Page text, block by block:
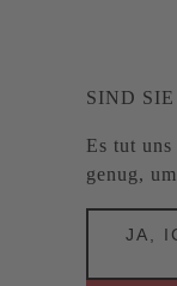
SIND
Es tut
genug,
JA,